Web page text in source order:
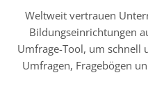
Weltweit vertrauen
Bildungseinrichtungen
Umfrage-Tool, um schnell
Umfragen, Fragebögen